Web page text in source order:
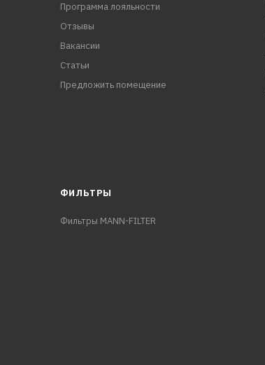
Программа лояльности
Отзывы
Вакансии
Статьи
Предложить помещение
ФИЛЬТРЫ
Фильтры MANN-FILTER